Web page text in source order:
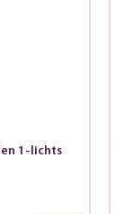
1-lichts